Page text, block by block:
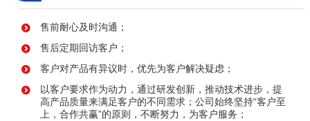
售前耐心及时沟通；
售后定期回访客户；
客户对产品有异议时，优先为客户解决疑虑；
以客户要求作为动力，通过研发创新，推动技术进步，提
高产品质量来满足客户的不同需求；公司始终坚持“客户至
上，合作共赢”的原则，不断努力，为客户服务；